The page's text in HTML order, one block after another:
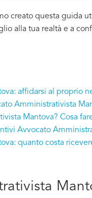
creato questa guida
alla tua realtà e a
affidarsi al proprio
Amministrativista
Mantova? Cosa
Avvocato
quanto costa